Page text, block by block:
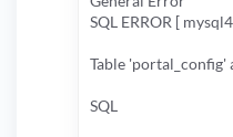
SQL ERROR [
Table 'portal_config'
SQL